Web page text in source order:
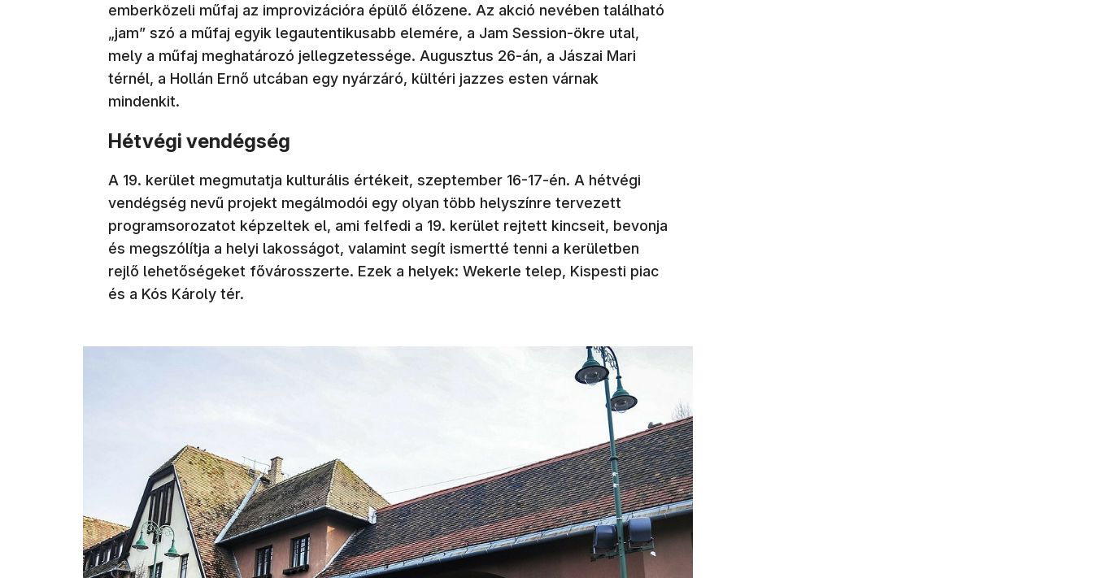
emberközeli műfaj az improvizációra épülő élőzene. Az akció nevében található
„jam” szó a műfaj egyik legautentikusabb elemére, a Jam Session-ökre utal,
mely a műfaj meghatározó jellegzetessége. Augusztus 26-án, a Jászai Mari
térnél, a Hollán Ernő utcában egy nyárzáró, kültéri jazzes esten várnak
mindenkit.
Hétvégi vendégség
A 19. kerület megmutatja kulturális értékeit, szeptember 16-17-én. A hétvégi
vendégség nevű projekt megálmodói egy olyan több helyszínre tervezett
programsorozatot képzeltek el, ami felfedi a 19. kerület rejtett kincseit, bevonja
és megszólítja a helyi lakosságot, valamint segít ismertté tenni a kerületben
rejlő lehetőségeket fővárosszerte. Ezek a helyek: Wekerle telep, Kispesti piac
és a Kós Károly tér.